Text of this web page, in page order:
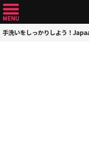
手洗いをしっかりしよう！